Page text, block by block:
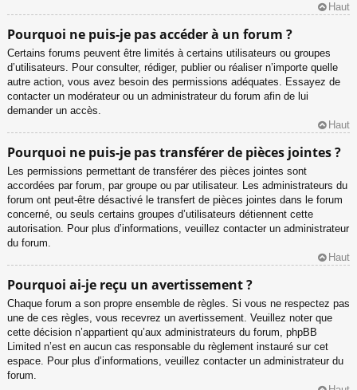
Haut
Pourquoi ne puis-je pas accéder à un forum ?
Certains forums peuvent être limités à certains utilisateurs ou groupes
d’utilisateurs. Pour consulter, rédiger, publier ou réaliser n’importe quelle
autre action, vous avez besoin des permissions adéquates. Essayez de
contacter un modérateur ou un administrateur du forum afin de lui
demander un accès.
Haut
Pourquoi ne puis-je pas transférer de pièces jointes ?
Les permissions permettant de transférer des pièces jointes sont
accordées par forum, par groupe ou par utilisateur. Les administrateurs du
forum ont peut-être désactivé le transfert de pièces jointes dans le forum
concerné, ou seuls certains groupes d’utilisateurs détiennent cette
autorisation. Pour plus d’informations, veuillez contacter un administrateur
du forum.
Haut
Pourquoi ai-je reçu un avertissement ?
Chaque forum a son propre ensemble de règles. Si vous ne respectez pas
une de ces règles, vous recevrez un avertissement. Veuillez noter que
cette décision n’appartient qu’aux administrateurs du forum, phpBB
Limited n’est en aucun cas responsable du règlement instauré sur cet
espace. Pour plus d’informations, veuillez contacter un administrateur du
forum.